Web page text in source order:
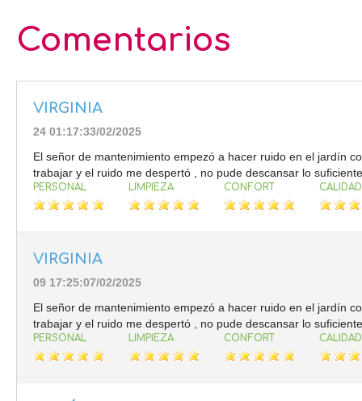
Comentarios
VIRGINIA
24 01:17:33/02/2025
El señor de mantenimiento empezó a hacer ruido en el jardín
trabajar y el ruido me despertó , no pude descansar lo
PERSONAL LIMPIEZA CONFORT
VIRGINIA
09 17:25:07/02/2025
El señor de mantenimiento empezó a hacer ruido en el jardín
trabajar y el ruido me despertó , no pude descansar lo
PERSONAL LIMPIEZA CONFORT